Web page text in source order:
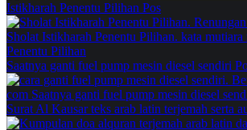
Istikharah Penentu Pilihan Pos
Saatnya ganti fuel pump mesin diesel sendiri
Surat Al Kausar teks arab latin terjemah serta